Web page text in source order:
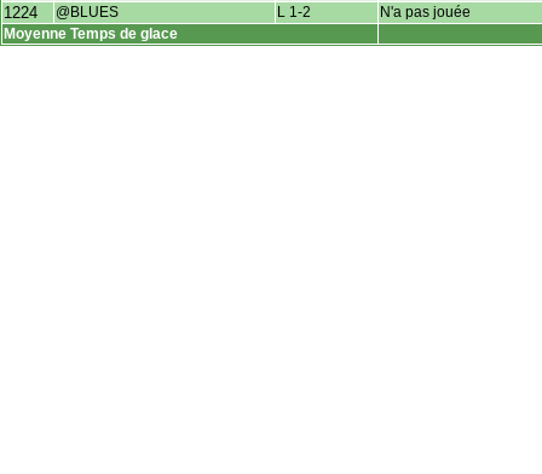
1224 @BLUES L 1-2
N'a pas jouée
Moyenne Temps de glace